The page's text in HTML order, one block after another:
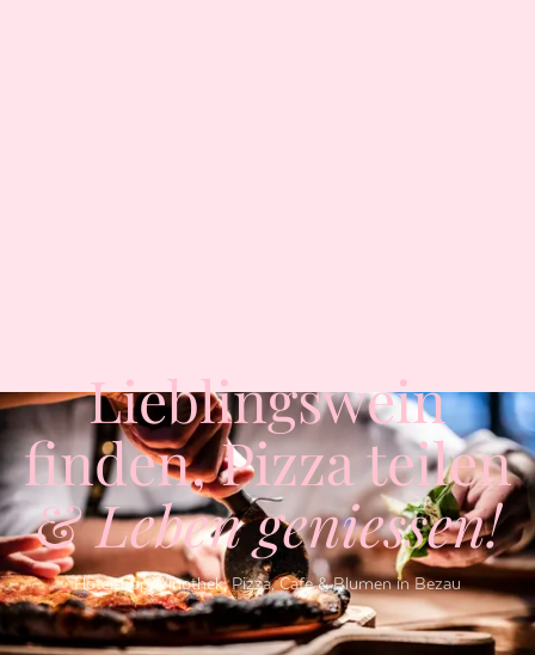
Lieblingswein
finden, Pizza teilen
&Leben geniessen!
Hotelshop, Vinothek, Pizza, Cafe & Blumen in Bezau